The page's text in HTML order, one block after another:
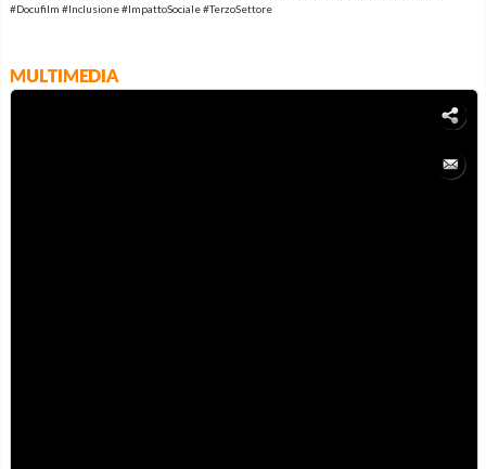
#Docufilm #Inclusione #ImpattoSociale #TerzoSettore
MULTIMEDIA